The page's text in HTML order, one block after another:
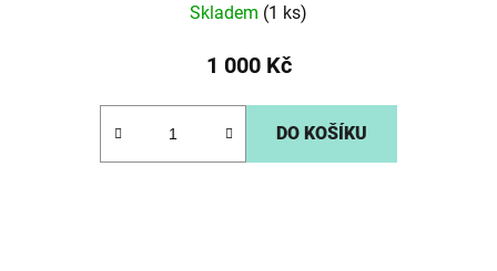
Skladem (1 ks)
1 000 Kč
DO KOŠÍKU